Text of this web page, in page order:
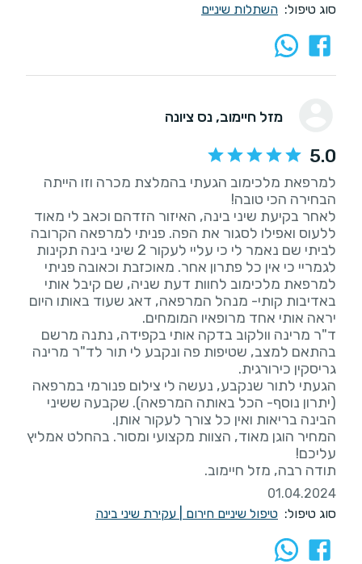
סוג טיפול: השתלות שיניים
מזל חיימוב, נס ציונה
5.0
למרפאת מלכימוב הגעתי בהמלצת מכרה וזו הייתה
לאחר בקיעת שיני בינה, האיזור הזדהם וכאב לי מאוד
ללעוס ואפילו לסגור את הפה. פניתי למרפאה הקרובה
לביתי שם נאמר לי כי עליי לעקור 2 שיני בינה תקינות
לגמריי כי אין כל פתרון אחר. מאוכזבת וכאובה פניתי
למרפאת מלכימוב לחוות דעת שניה, שם קיבל אותי
באדיבות קותי- מנהל המרפאה, דאג שעוד באותו היום
ד"ר מרינה וולקוב בדקה אותי בקפידה, נתנה מרשם
בהתאם למצב, שטיפות פה ונקבע לי תור לד"ר מרינה
הגעתי לתור שנקבע, נעשה לי צילום פנורמי במרפאה
(יתרון נוסף- הכל באותה המרפאה). שקבעה ששיני
המחיר הוגן מאוד, הצוות מקצועי ומסור. בהחלט אמליץ
תודה רבה, מזל חיימוב.
01.04.2024
סוג טיפול: טיפול שיניים חירום עקירת שיני בינה